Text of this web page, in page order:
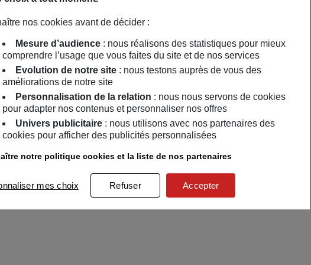
nos cookies avant de décider :
Mesure d’audience : nous réalisons des statistiques pour mieux
comprendre l’usage que vous faites du site et de nos services
Evolution de notre site : nous testons auprès de vous des
améliorations de notre site
Personnalisation de la relation : nous nous servons de cookies
pour adapter nos contenus et personnaliser nos offres
Univers publicitaire : nous utilisons avec nos partenaires des
cookies pour afficher des publicités personnalisées
notre politique cookies et la liste de nos partenaires
mes choix Refuser Accepter